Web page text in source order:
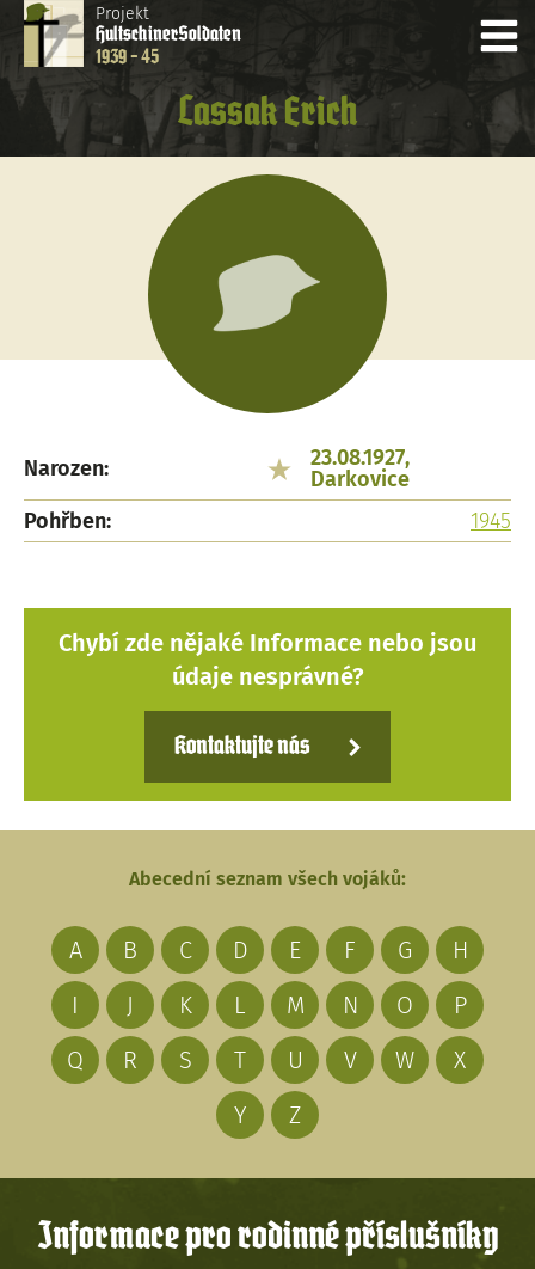
Projekt
HultschinerSoldaten
1939 - 45
Lassak Erich
Narozen:
23.08.1927,
Darkovice
Pohřben:
1945
Chybí zde nějaké Informace nebo jsou
údaje nesprávné?
Kontaktujte nás
Abecední seznam všech vojáků:
A B C D E F G
H
I
J K L M N O
P
Q
R S T U V W
X
Y
Z
Informace pro rodinné příslušníky